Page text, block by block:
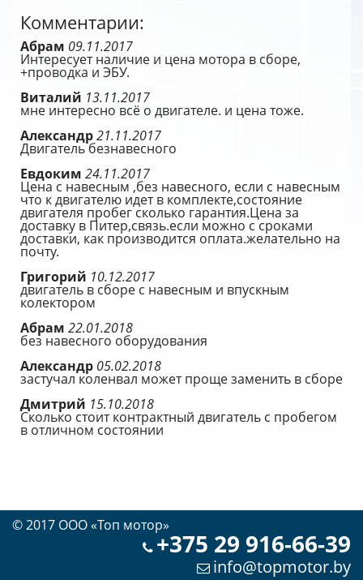
Комментарии:
Абрам 09.11.2017
Интересует наличие и цена мотора в сборе,
+проводка и ЭБУ.
Виталий 13.11.2017
мне интересно всё о двигателе. и цена тоже.
Александр21.11.2017
Двигатель безнавесного
Евдоким 24.11.2017
Цена с навесным ,без навесного, если с навесным
что к двигателю идет в комплекте,состояние
двигателя пробег сколько гарантия.Цена за
доставку в Питер,связь.если можно с сроками
доставки, как производится оплата.желательно на
почту.
Григорий 10.12.2017
двигатель в сборе с навесным и впускным
колектором
Абрам 22.01.2018
без навесного оборудования
Александр 05.02.2018
застучал коленвал может проще заменить в сборе
Дмитрий 15.10.2018
Сколько стоит контрактный двигатель с пробегом
в отличном состоянии
© 2017 OOO «Топ мотор»
+375 29 916-66-39
info@topmotor.by